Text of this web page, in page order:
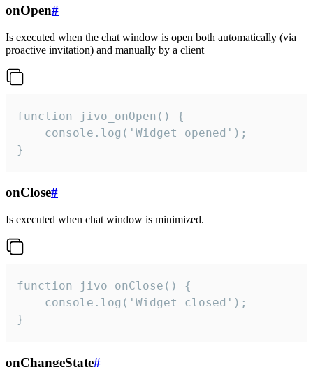
onOpen#
Is executed when the chat window is open both automatically (via
proactive invitation) and manually by a client
function jivo_onOpen() {
    console.log('Widget opened');
}
onClose#
Is executed when chat window is minimized.
function jivo_onClose() {
    console.log('Widget closed');
}
onChangeState#